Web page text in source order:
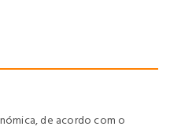
de acordo com o